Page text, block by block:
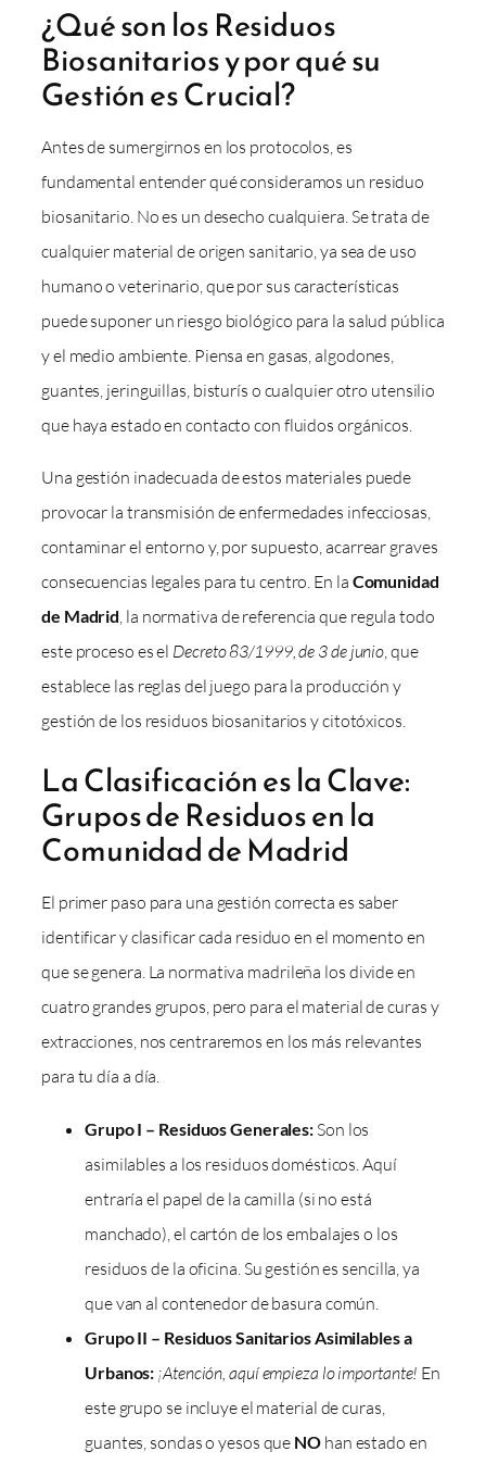
¿Qué son los Residuos
Biosanitarios y por qué su
Gestión es Crucial?
Antes de sumergirnos en los protocolos, es
fundamental entender qué consideramos un residuo
biosanitario. No es un desecho cualquiera. Se trata de
cualquier material de origen sanitario, ya sea de uso
humano o veterinario, que por sus características
puede suponer un riesgo biológico para la salud pública
y el medio ambiente. Piensa en gasas, algodones,
guantes, jeringuillas, bisturís o cualquier otro utensilio
que haya estado en contacto con fluidos orgánicos.
Una gestión inadecuada de estos materiales puede
provocar la transmisión de enfermedades infecciosas,
contaminar el entorno y, por supuesto, acarrear graves
consecuencias legales para tu centro. En la Comunidad
de Madrid , la normativa de referencia que regula todo
este proceso es el Decreto 83/1999, de 3 de junio , que
establece las reglas del juego para la producción y
gestión de los residuos biosanitarios y citotóxicos.
La Clasificación es la Clave:
Grupos de Residuos en la
Comunidad de Madrid
El primer paso para una gestión correcta es saber
identificar y clasificar cada residuo en el momento en
que se genera. La normativa madrileña los divide en
cuatro grandes grupos, pero para el material de curas y
extracciones, nos centraremos en los más relevantes
para tu día a día.
Grupo I – Residuos Generales:Son los
asimilables a los residuos domésticos. Aquí
entraría el papel de la camilla (si no está
manchado), el cartón de los embalajes o los
residuos de la oficina. Su gestión es sencilla, ya
que van al contenedor de basura común.
Grupo II – Residuos Sanitarios Asimilables a
Urbanos: ¡Atención, aquí empieza lo importante! En
este grupo se incluye el material de curas,
guantes, sondas o yesos que NO han estado en